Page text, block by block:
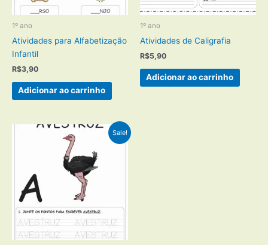
1º ano
Atividades para Alfabetização
Infantil
R$3,90
Adicionar ao carrinho
1º ano
Atividades de Caligrafia
R$5,90
Adicionar ao carrinho
Sale!